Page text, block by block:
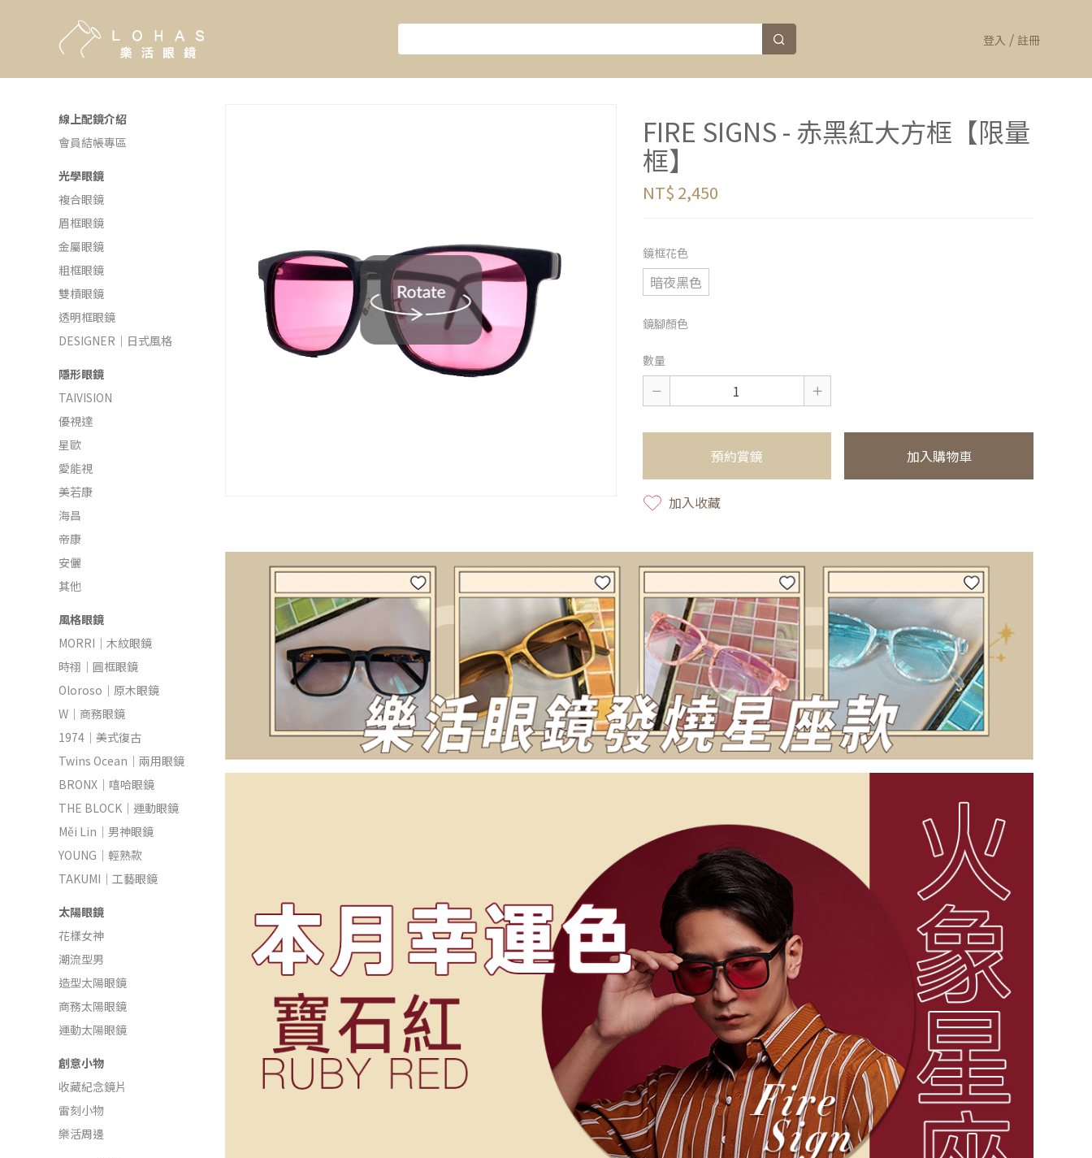
登入 / 註冊
線上配鏡介紹
會員結帳專區
光學眼鏡
複合眼鏡
眉框眼鏡
金屬眼鏡
粗框眼鏡
雙槓眼鏡
透明框眼鏡
DESIGNER｜日式風格
隱形眼鏡
TAIVISION
優視達
星歐
愛能視
美若康
海昌
帝康
安儷
其他
風格眼鏡
MORRI｜木紋眼鏡
時祤｜圓框眼鏡
Oloroso｜原木眼鏡
W｜商務眼鏡
1974｜美式復古
Twins Ocean｜兩用眼鏡
BRONX｜嘻哈眼鏡
THE BLOCK｜運動眼鏡
Měi Lin｜男神眼鏡
YOUNG｜輕熟款
TAKUMI｜工藝眼鏡
太陽眼鏡
花樣女神
潮流型男
造型太陽眼鏡
商務太陽眼鏡
運動太陽眼鏡
創意小物
收藏紀念鏡片
雷刻小物
樂活周邊
FIRE SIGNS - 赤黑紅大方框【限量
框】
NT$ 2,450
鏡框花色
暗夜黑色
鏡腳顏色
數量
加入收藏
預約賞鏡 加入購物車